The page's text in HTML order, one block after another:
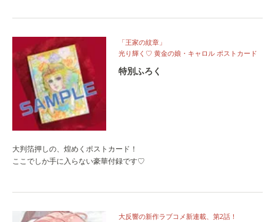
「王家の紋章」
光り輝く♡ 黄金の娘・キャロル ポストカード
特別ふろく
大判箔押しの、煌めくポストカード！
ここでしか手に入らない豪華付録です♡
大反響の新作ラブコメ新連載、第2話！